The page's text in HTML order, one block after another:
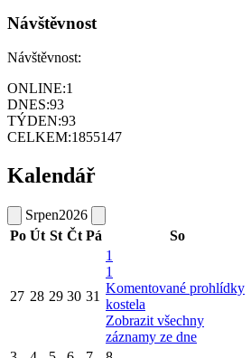
Návštěvnost
Návštěvnost:
ONLINE:1
DNES:93
TÝDEN:93
CELKEM:1855147
Kalendář
Srpen2026
Po Út St Čt Pá So
27 28 29 30 31
1
1
Komentované prohlídky
kostela
Zobrazit všechny
záznamy ze dne